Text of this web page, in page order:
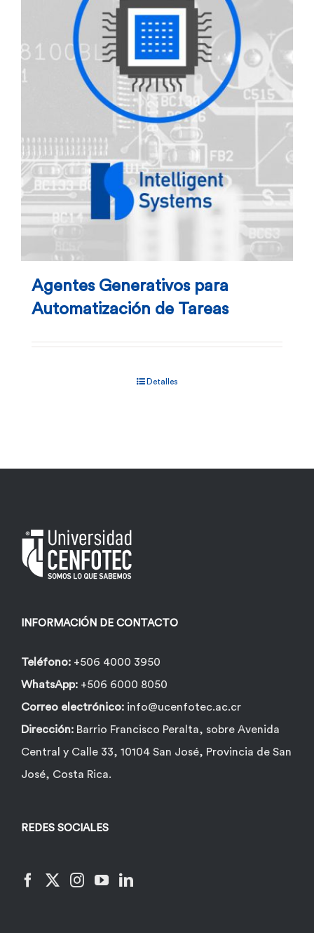
Agentes Generativos para
Automatización de Tareas
Detalles
INFORMACIÓN DE CONTACTO
Teléfono: +506 4000 3950
WhatsApp: +506 6000 8050
Correo electrónico: info@ucenfotec.ac.cr
Dirección: Barrio Francisco Peralta, sobre Avenida
Central y Calle 33, 10104 San José, Provincia de San
José, Costa Rica.
REDES SOCIALES